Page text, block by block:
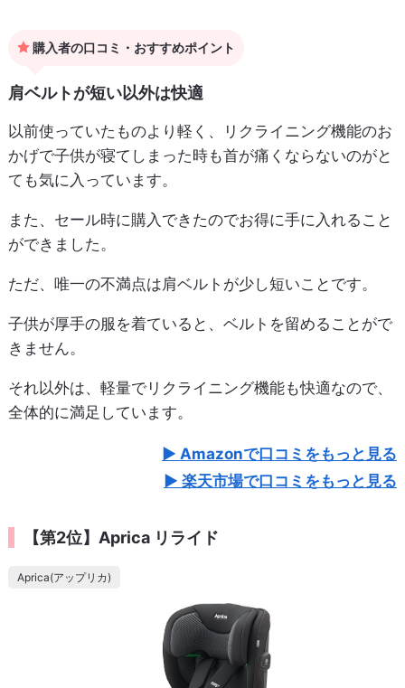
購入者の口コミ・おすすめポイント
肩ベルトが短い以外は快適
以前使っていたものより軽く、リクライニング機能のお
かげで子供が寝てしまった時も首が痛くならないのがと
ても気に入っています。
また、セール時に購入できたのでお得に手に入れること
ができました。
ただ、唯一の不満点は肩ベルトが少し短いことです。
子供が厚手の服を着ていると、ベルトを留めることがで
きません。
それ以外は、軽量でリクライニング機能も快適なので、
全体的に満足しています。
Amazonで口コミをもっと見る
楽天市場で口コミをもっと見る
【第2位】Aprica リライド
Aprica(アップリカ)